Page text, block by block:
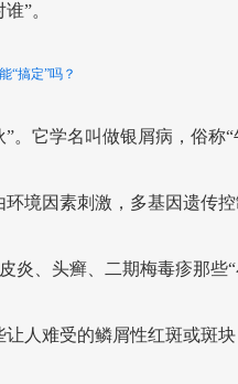
”。
“搞定”吗？
。它学名叫做银屑病，俗称“
境因素刺激，多基因遗传
炎、头癣、二期梅毒疹那些
人难受的鳞屑性红斑或斑